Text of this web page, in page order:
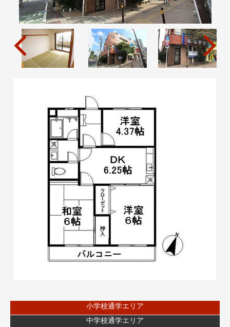
小学校通学エリア
中学校通学エリア